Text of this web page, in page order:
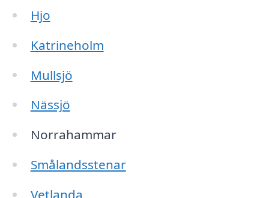
Hjo
Katrineholm
Mullsjö
Nässjö
Norrahammar
Smålandsstenar
Vetlanda